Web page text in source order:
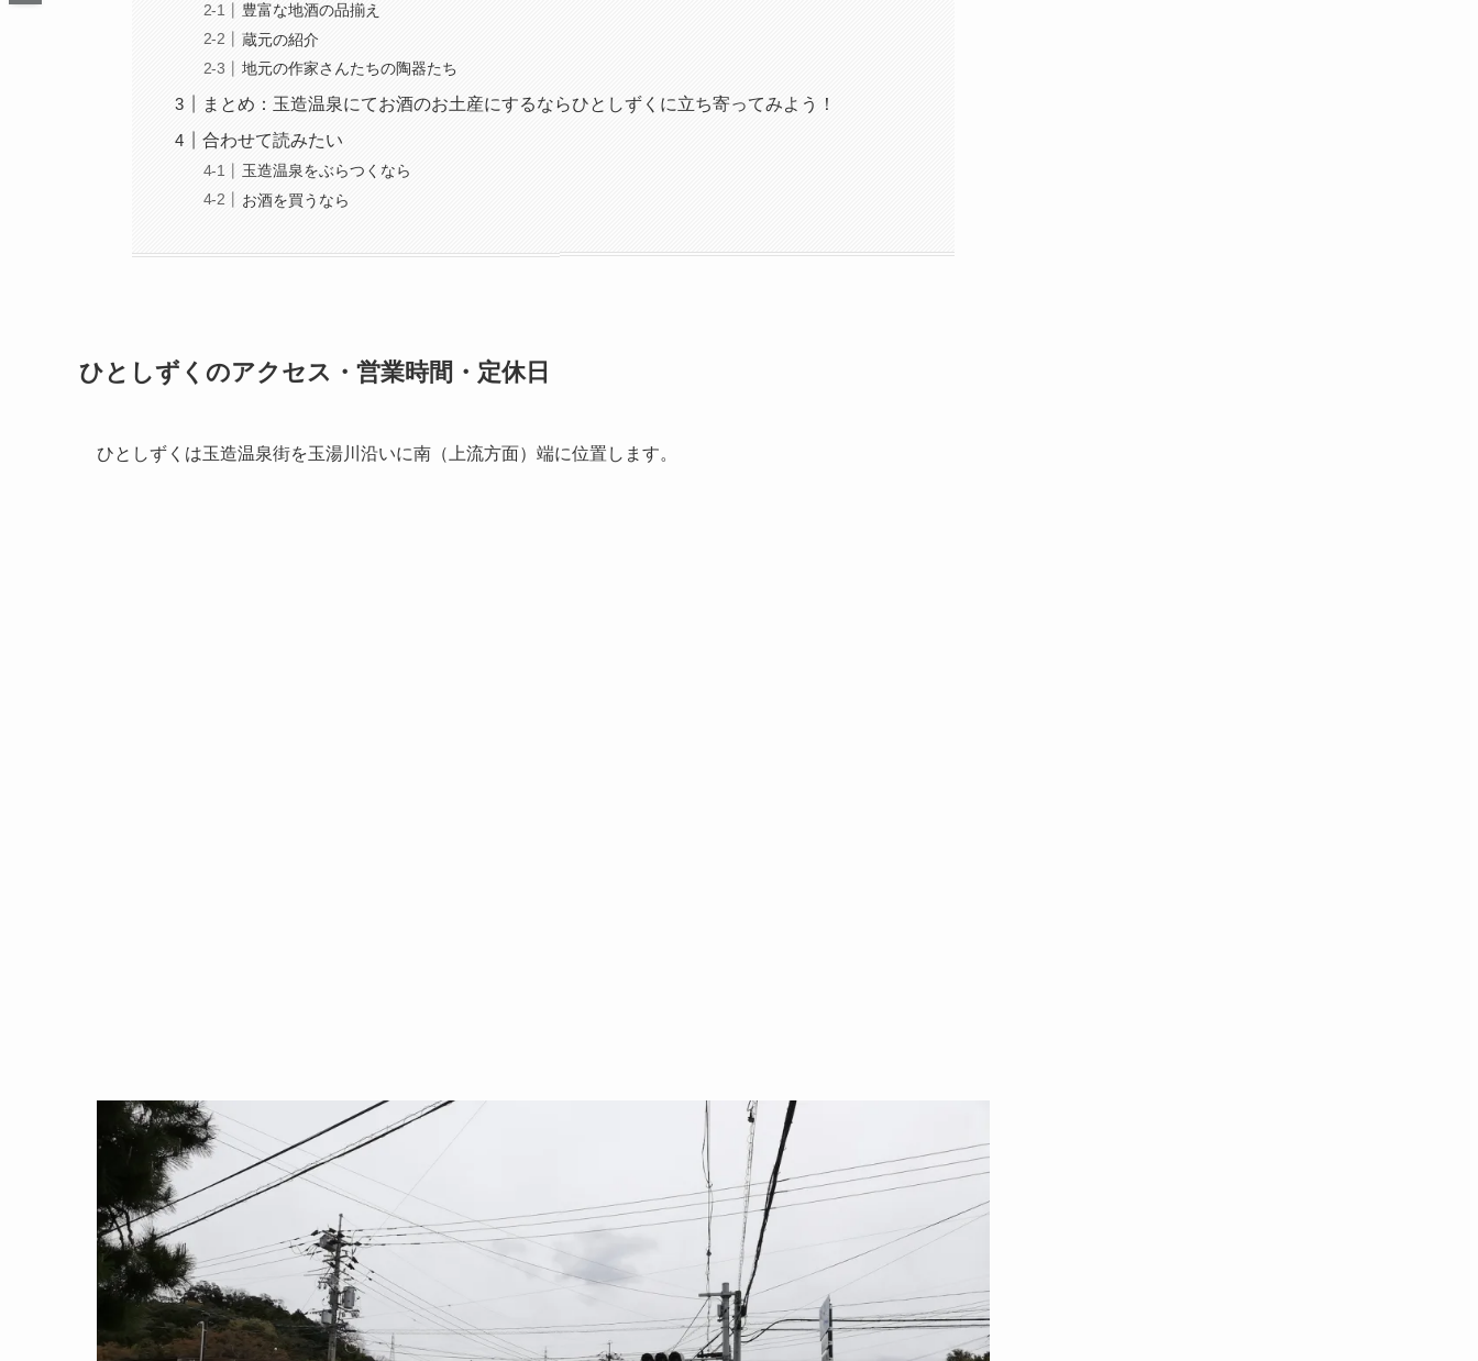
豊富な地酒の品揃え
蔵元の紹介
地元の作家さんたちの陶器たち
まとめ：玉造温泉にてお酒のお土産にするならひとしずくに立ち寄ってみよう！
合わせて読みたい
玉造温泉をぶらつくなら
お酒を買うなら
ひとしずくのアクセス・営業時間・定休日
ひとしずくは玉造温泉街を玉湯川沿いに南（上流方面）端に位置します。